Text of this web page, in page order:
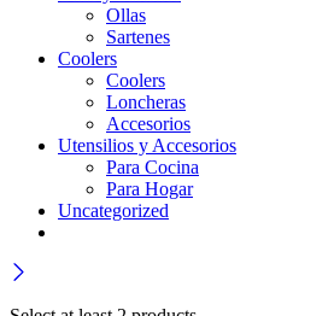
Ollas
Sartenes
Coolers
Coolers
Loncheras
Accesorios
Utensilios y Accesorios
Para Cocina
Para Hogar
Uncategorized